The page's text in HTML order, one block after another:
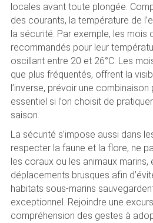
locales avant toute plongée.
des courants, la température de
la sécurité. Par exemple, les
recommandés pour leur
oscillant entre 20 et 26°C. Les
que plus fréquentés, offrent la
l’inverse, prévoir une
essentiel si l’on choisit de
saison.
La sécurité s’impose aussi dans
respecter la faune et la flore, ne
les coraux ou les animaux marins,
déplacements brusques afin
habitats sous-marins
exceptionnel. Rejoindre une
compréhension des gestes à